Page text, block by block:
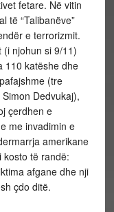
fetare. Në vitin
të “Talibanëve”
e terrorizmit.
(i njohun si 9/11)
110 katëshe dhe
(tre
Dedvukaj),
çerdhen e
me invadimin e
amerikane
kosto të randë:
afgane dhe nji
çdo ditë.